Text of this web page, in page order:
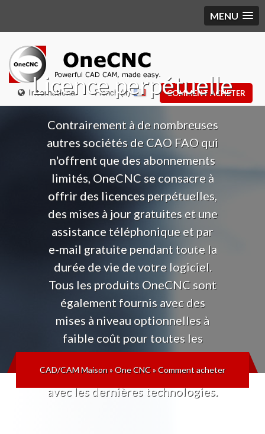
MENU
International COMMENT ACHETER
French (fr)
Licence perpétuelle
Contrairement à de nombreuses
autres sociétés de CAO FAO qui
n'offrent que des abonnements
limités, OneCNC se consacre à
offrir des licences perpétuelles,
des mises à jour gratuites et une
assistance téléphonique et par
e-mail gratuite pendant toute la
durée de vie de votre logiciel.
Tous les produits OneCNC sont
également fournis avec des
mises à niveau optionnelles à
faible coût pour toutes les
versions futures, afin que vous
puissiez toujours rester à jour
avec les dernières technologies.
CAD/CAM Maison»One CNC»Comment acheter